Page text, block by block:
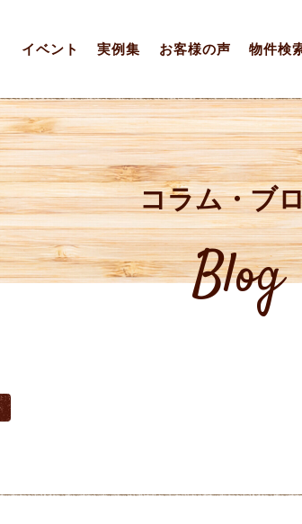
イベント 実例集 お客様の声 物件検
コラム・ブ
Blog